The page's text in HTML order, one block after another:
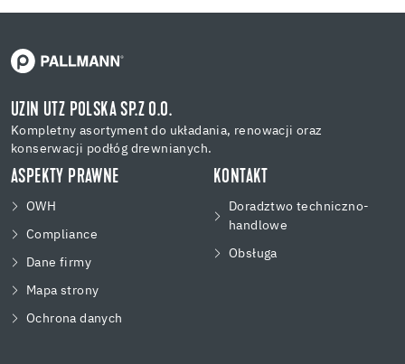
UZIN UTZ POLSKA SP.Z O.O.
Kompletny asortyment do układania, renowacji oraz
konserwacji podłóg drewnianych.
ASPEKTY PRAWNE
OWH
Compliance
Dane firmy
Mapa strony
Ochrona danych
KONTAKT
Doradztwo techniczno-
handlowe
Obsługa